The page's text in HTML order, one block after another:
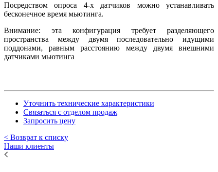
Посредством опроса 4-х датчиков можно устанавливать
бесконечное время мьютинга.
Внимание: эта конфигурация требует разделяющего
пространства между двумя последовательно идущими
поддонами, равным расстоянию между двумя внешними
датчиками мьютинга
Уточнить технические характеристики
Связаться с отделом продаж
Запросить цену
< Возврат к списку
Наши клиенты